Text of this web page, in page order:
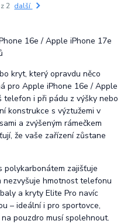
z 2 další
16e / Apple iPhone 17e
kryt, který opravdu něco
pro Apple iPhone 16e / Apple
telefon i při pádu z výšky nebo
konstrukce s výztužemi v
a zvýšeným rámečkem
že vaše zařízení zůstane
polykarbonátem zajišťuje
nezvyšuje hmotnost telefonu
a kryty Elite Pro navíc
– ideální i pro sportovce,
pouzdro musí spolehnout.